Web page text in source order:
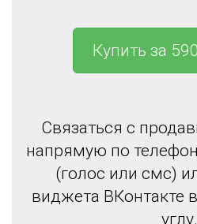
Купить за
Связаться с
напрямую по
(голос или смс)
виджета ВКонтакте
углу.